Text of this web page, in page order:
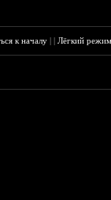
к началу ||Лёгкий